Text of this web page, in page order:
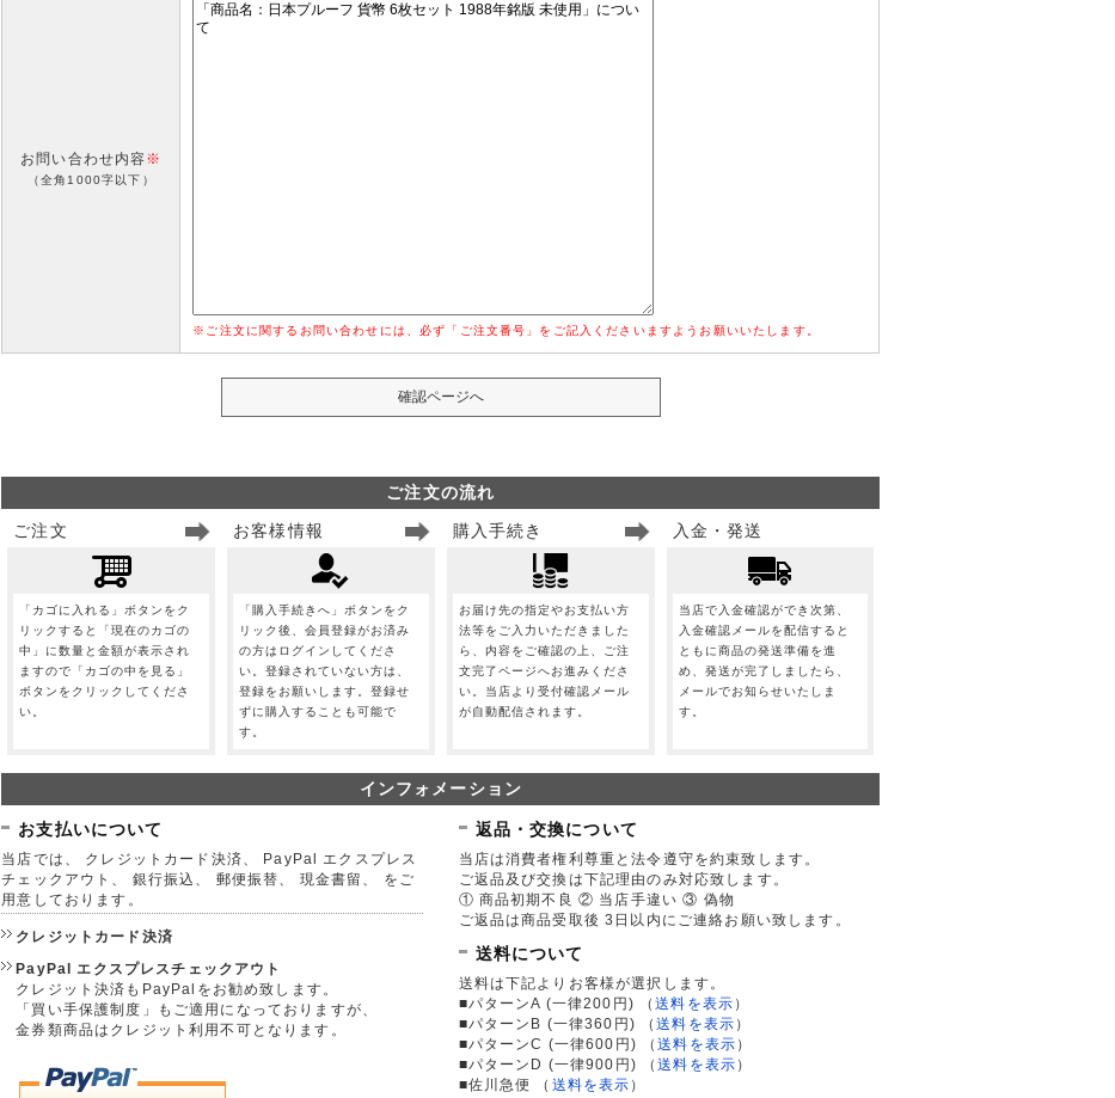
お問い合わせ内容※
（全角1000字以下）
※ご注文に関するお問い合わせには、必ず「ご注文番号」をご記入くださいますようお願いいたします。
ご注文の流れ
ご注文
「カゴに入れる」ボタンをク
リックすると「現在のカゴの
中」に数量と金額が表示され
ますので「カゴの中を見る」
ボタンをクリックしてくださ
い。
お客様情報
「購入手続きへ」ボタンをク
リック後、会員登録がお済み
の方はログインしてくださ
い。登録されていない方は、
登録をお願いします。登録せ
ずに購入することも可能で
す。
購入手続き
お届け先の指定やお支払い方
法等をご入力いただきました
ら、内容をご確認の上、ご注
文完了ページへお進みくださ
い。当店より受付確認メール
が自動配信されます。
入金・発送
当店で入金確認ができ次第、
入金確認メールを配信すると
ともに商品の発送準備を進
め、発送が完了しましたら、
メールでお知らせいたしま
す。
インフォメーション
お支払いについて
当店では、 クレジットカード決済、 PayPal エクスプレス
チェックアウト、 銀行振込、 郵便振替、 現金書留、 をご
用意しております。
クレジットカード決済
PayPal エクスプレスチェックアウト
クレジット決済もPayPalをお勧め致します。
「買い手保護制度」もご適用になっておりますが、
金券類商品はクレジット利用不可となります。
返品・交換について
当店は消費者権利尊重と法令遵守を約束致します。
ご返品及び交換は下記理由のみ対応致します。
① 商品初期不良 ② 当店手違い ③ 偽物
ご返品は商品受取後 3日以内にご連絡お願い致します。
送料について
送料は下記よりお客様が選択します。
■パターンA (一律200円)
（送料を表示 ）
■パターンB (一律360円)
（送料を表示 ）
■パターンC (一律600円)
（送料を表示 ）
■パターンD (一律900円)
（送料を表示 ）
■佐川急便
（ 送料を表示 ）